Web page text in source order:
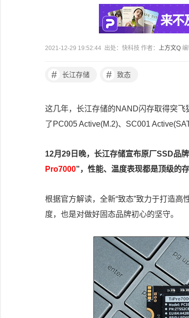
2021-12-29 19:52:44 出处：快科技 作者： 上方文Q
# 长江存储 # 致态
这几年，长江存储的NAND闪存取得突
了PC005 Active(M.2)、SC001
12月29日晚，长江存储宣布原厂SSD品
Pro7000”，性能、温度表现都是顶级的存
根据官方解读，全新“致态”致力于打造高
度，也是对做好固态品牌初心的坚守。